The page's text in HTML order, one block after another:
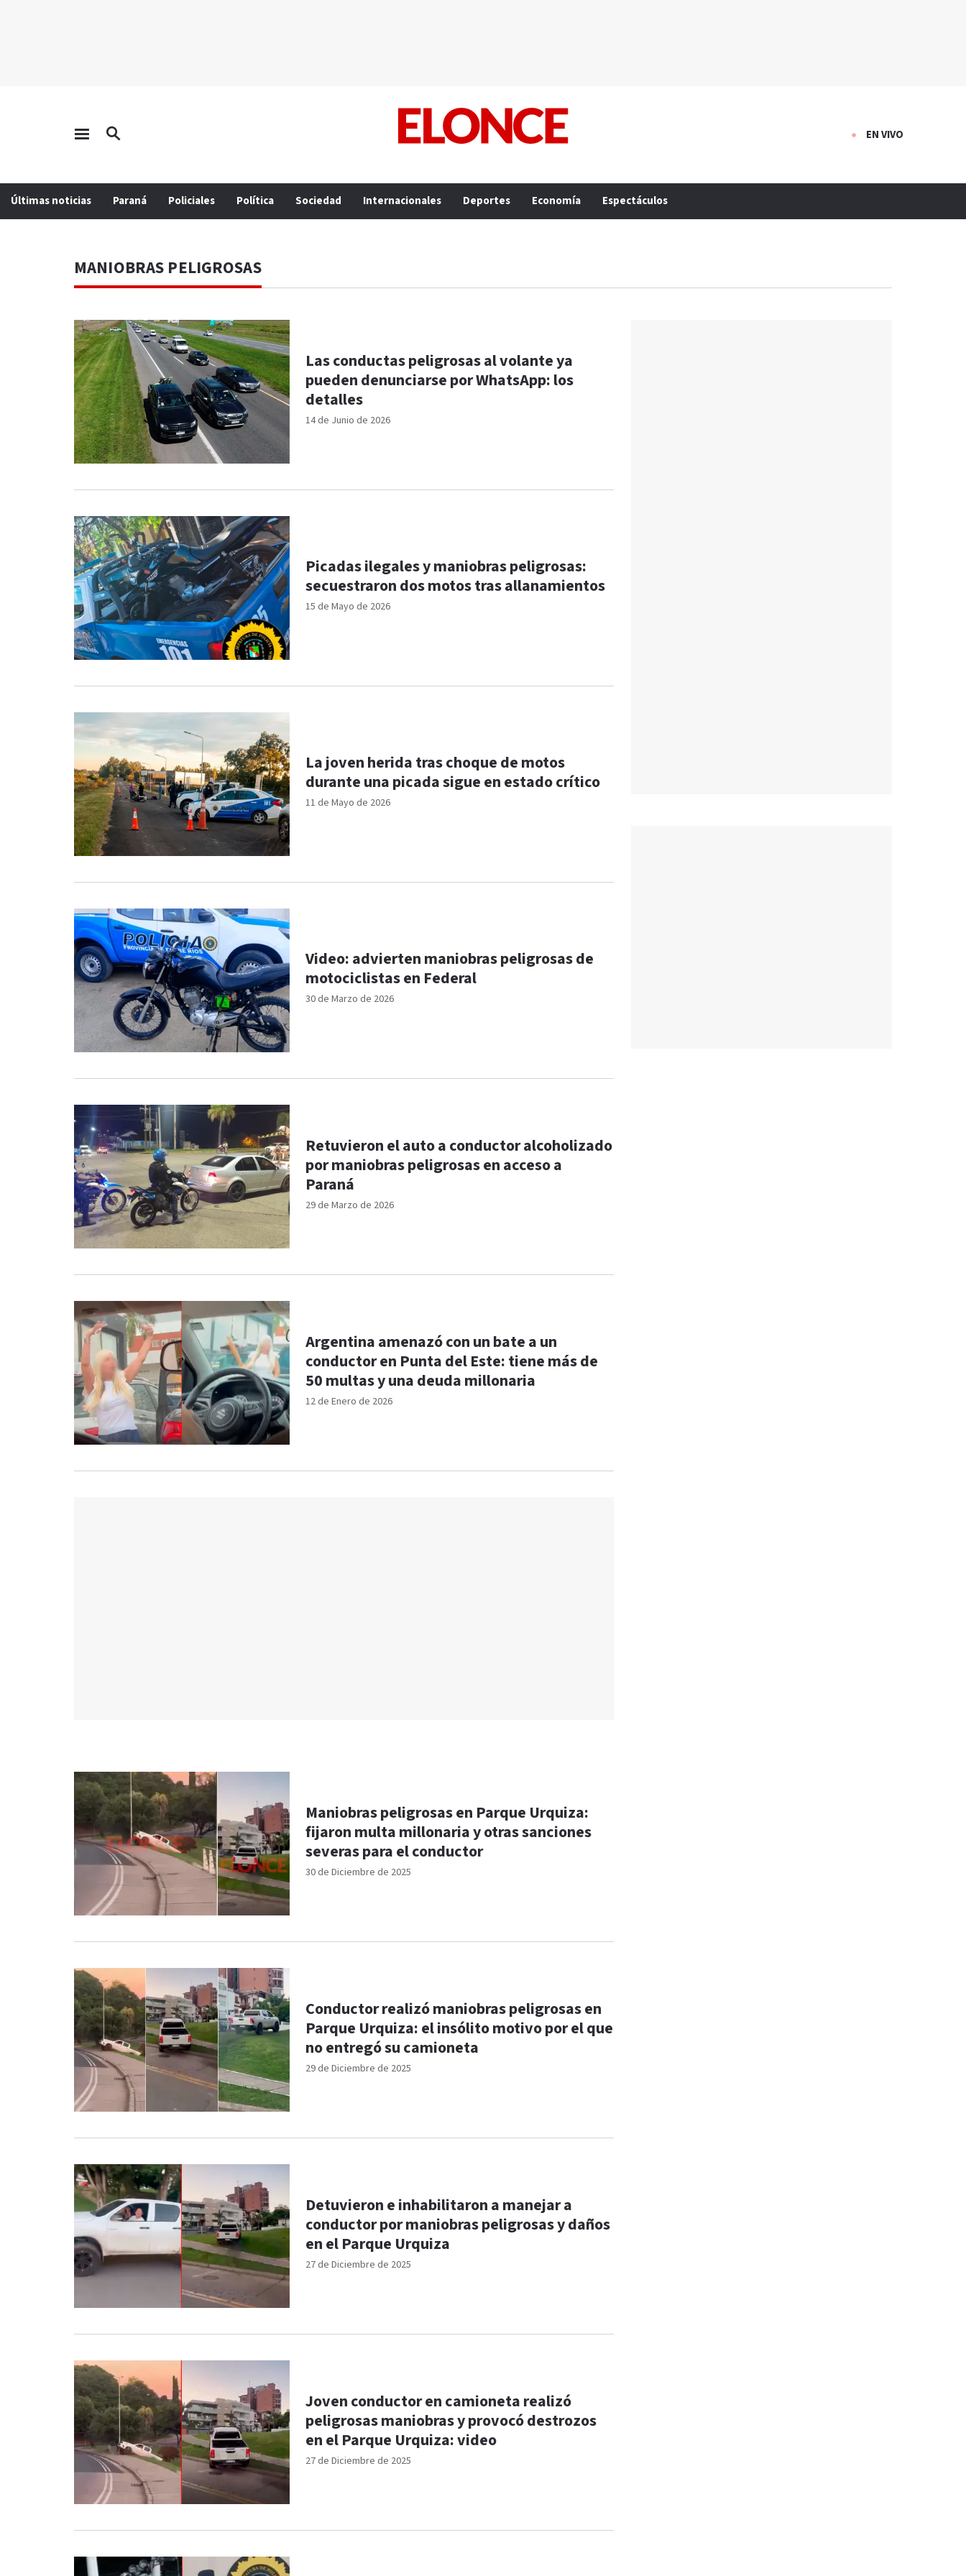
EN VIVO
Últimas noticias Paraná Policiales Política Sociedad Internacionales Deportes Economía Espectáculos
MANIOBRAS PELIGROSAS
14 de Junio de 2026
Las conductas peligrosas al volante ya
pueden denunciarse por WhatsApp: los
detalles
15 de Mayo de 2026
Picadas ilegales y maniobras peligrosas:
secuestraron dos motos tras allanamientos
11 de Mayo de 2026
La joven herida tras choque de motos
durante una picada sigue en estado crítico
30 de Marzo de 2026
Video: advierten maniobras peligrosas de
motociclistas en Federal
29 de Marzo de 2026
Retuvieron el auto a conductor alcoholizado
por maniobras peligrosas en acceso a
Paraná
12 de Enero de 2026
Argentina amenazó con un bate a un
conductor en Punta del Este: tiene más de
50 multas y una deuda millonaria
30 de Diciembre de 2025
Maniobras peligrosas en Parque Urquiza:
fijaron multa millonaria y otras sanciones
severas para el conductor
29 de Diciembre de 2025
Conductor realizó maniobras peligrosas en
Parque Urquiza: el insólito motivo por el que
no entregó su camioneta
27 de Diciembre de 2025
Detuvieron e inhabilitaron a manejar a
conductor por maniobras peligrosas y daños
en el Parque Urquiza
27 de Diciembre de 2025
Joven conductor en camioneta realizó
peligrosas maniobras y provocó destrozos
en el Parque Urquiza: video